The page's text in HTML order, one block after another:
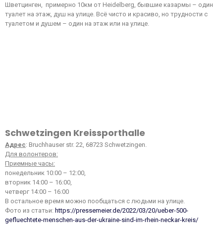
Шветцинген, примерно 10км от Heidelberg, бывшие казармы – один
туалет на этаж, душ на улице. Всё чисто и красиво, но трудности с
туалетом и душем – один на этаж или на улице.
Schwetzingen Kreissporthalle
Адрес: Bruchhauser str. 22, 68723 Schwetzingen.
Для волонтеров:
Приемные часы:
понедельник 10:00 – 12:00,
вторник 14:00 – 16:00,
четверг 14:00 – 16:00
В остальное время можно пообщаться с людьми на улице.
Фото из статьи: https://pressemeier.de/2022/03/20/ueber-500-
gefluechtete-menschen-aus-der-ukraine-sind-im-rhein-neckar-kreis/